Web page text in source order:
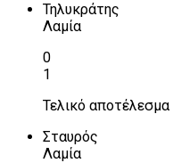
Τηλυκράτης
Λαμία
0
1
Τελικό αποτέλεσμα
Σταυρός
Λαμία